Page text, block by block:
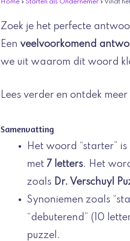
Home » Starten als Ondernemer » Vindt
Zoek je het perfecte
Een veelvoorkomend
we uit waarom dit woord
Lees verder en ontdek
Samenvatting
Het woord “starter”
met 7 letters. Het
zoals Dr. Verschuyl
Synoniemen zoals
“debuterend” (10
puzzel.